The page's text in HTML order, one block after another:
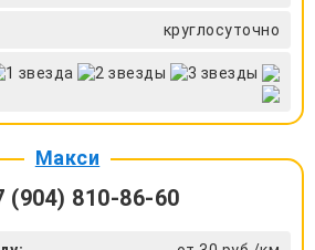
круглосуточно
Макси
810-86-60